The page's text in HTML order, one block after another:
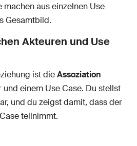
aus einzelnen Use
Gesamtbild.
Akteuren und Use
ist dieAssoziation
einem Use Case. Du stellst
und du zeigst damit, dass der
teilnimmt.